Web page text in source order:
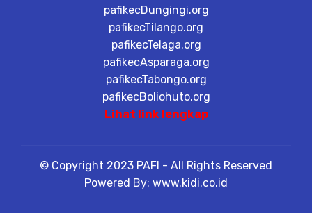
pafikecDungingi.org
pafikecTilango.org
pafikecTelaga.org
pafikecAsparaga.org
pafikecTabongo.org
pafikecBoliohuto.org
Lihat link lengkap
© Copyright 2023 PAFI - All Rights Reserved
Powered By: www.kidi.co.id